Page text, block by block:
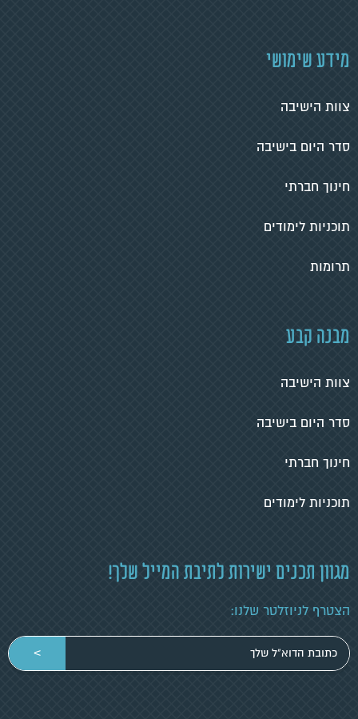
מידע שימושי
צוות הישיבה
סדר היום בישיבה
חינוך חברתי
תוכניות לימודים
תרומות
מבנה קבע
צוות הישיבה
סדר היום בישיבה
חינוך חברתי
תוכניות לימודים
מגוון תכנים ישירות לתיבת המייל שלך!
הצטרף לניוזלטר שלנו:
הכניסי
כתובת
>